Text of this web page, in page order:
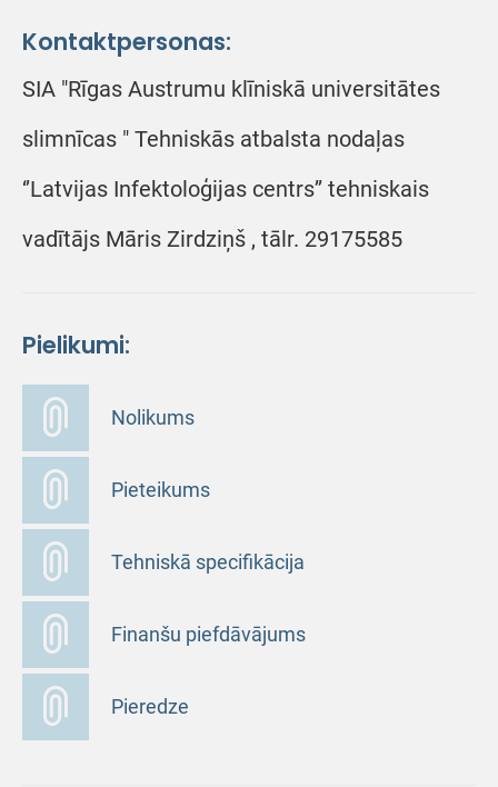
Kontaktpersonas:
SIA "Rīgas Austrumu klīniskā universitātes
slimnīcas " Tehniskās atbalsta nodaļas
‘’Latvijas Infektoloģijas centrs’’ tehniskais
vadītājs Māris Zirdziņš , tālr. 29175585
Pielikumi:
Nolikums
Pieteikums
Tehniskā specifikācija
Finanšu piefdāvājums
Pieredze